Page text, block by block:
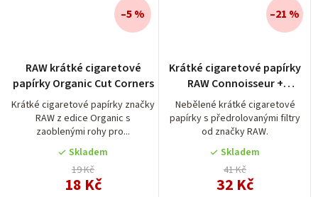
RAW krátké cigaretové
papírky Organic Cut Corners
Krátké cigaretové papírky značky
RAW z edice Organic s
zaoblenými rohy pro...
Skladem
19 Kč
18 Kč
–5 %
Krátké cigaretové papírky
RAW Connoisseur +
předrolované filtry
Nebělené krátké cigaretové
papírky s předrolovanými filtry
od značky RAW.
hodnocení
produktu
je
5,0
z
5
hvězdiček.
Skladem
41 Kč
32 Kč
–21 %